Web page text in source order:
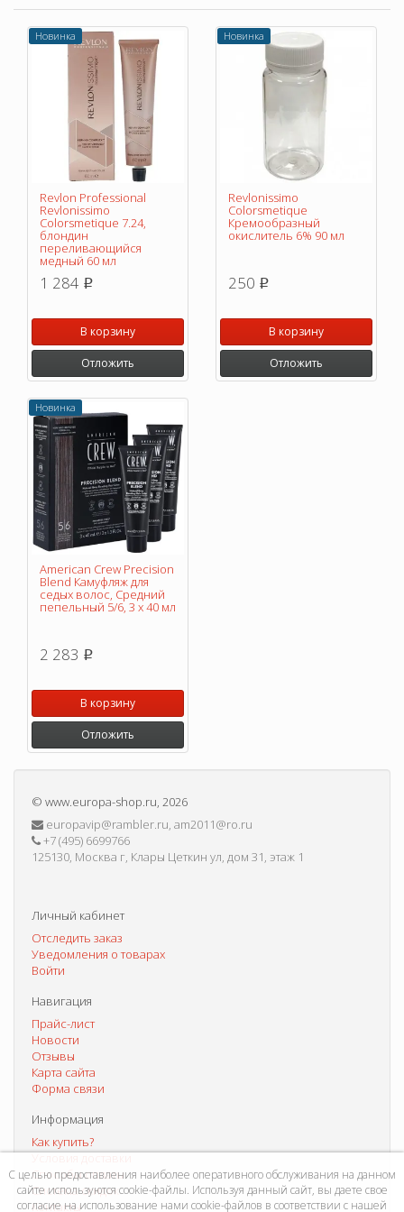
Новинка
Revlon Professional
Revlonissimo
Colorsmetique 7.24,
блондин
переливающийся
медный 60 мл
1 284 p
В корзину
Отложить
Новинка
Revlonissimo
Colorsmetique
Кремообразный
окислитель 6% 90 мл
250 p
В корзину
Отложить
Новинка
American Crew Precision
Blend Камуфляж для
седых волос, Средний
пепельный 5/6, 3 х 40 мл
2 283 p
В корзину
Отложить
© www.europa-shop.ru, 2026
europavip@rambler.ru, am2011@ro.ru
+7 (495) 6699766
125130, Москва г, Клары Цеткин ул, дом 31, этаж 1
Личный кабинет
Отследить заказ
Уведомления о товарах
Войти
Навигация
Прайс-лист
Новости
Отзывы
Карта сайта
Форма связи
Информация
Как купить?
Условия доставки
Способы оплаты
Система скидок
Контакты
С целью предоставления наиболее оперативного обслуживания на данном
сайте используются cookie-файлы. Используя данный сайт, вы даете свое
согласие на использование нами cookie-файлов в соответствии с нашей